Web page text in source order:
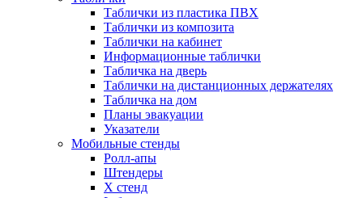
Таблички из пластика ПВХ
Таблички из композита
Таблички на кабинет
Информационные таблички
Табличка на дверь
Таблички на дистанционных держателях
Табличка на дом
Планы эвакуации
Указатели
Мобильные стенды
Ролл-апы
Штендеры
Х стенд